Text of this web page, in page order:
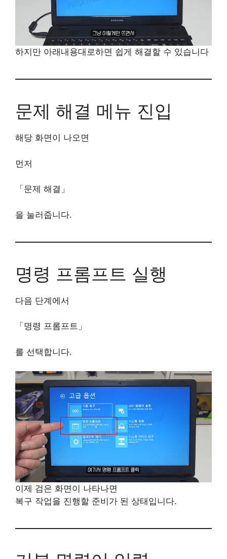
하지만 아래내용대로하면 쉽게 해결할 수 있습니다
문제 해결 메뉴 진입
해당 화면이 나오면
먼저
「문제 해결」
을 눌러줍니다.
명령 프롬프트 실행
다음 단계에서
「명령 프롬프트」
를 선택합니다.
이제 검은 화면이 나타나면
복구 작업을 진행할 준비가 된 상태입니다.